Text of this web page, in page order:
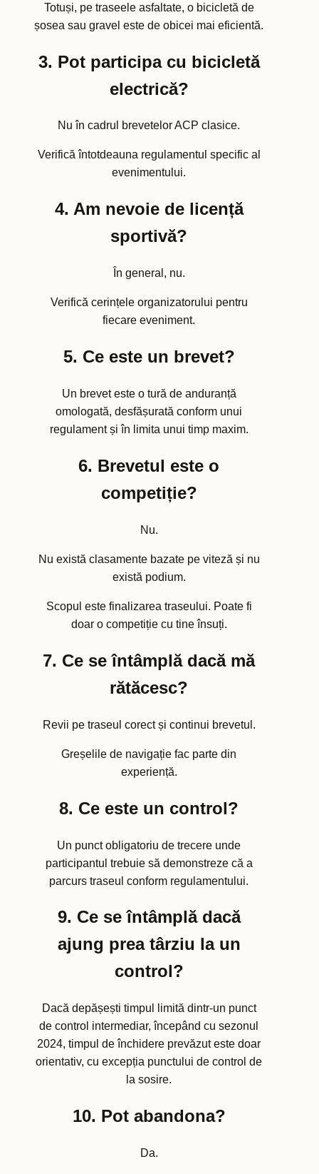
Totuși, pe traseele asfaltate, o bicicletă de
șosea sau gravel este de obicei mai eficientă.
3. Pot participa cu bicicletă
electrică?
Nu în cadrul brevetelor ACP clasice.
Verifică întotdeauna regulamentul specific al
evenimentului.
4. Am nevoie de licență
sportivă?
În general, nu.
Verifică cerințele organizatorului pentru
fiecare eveniment.
5. Ce este un brevet?
Un brevet este o tură de anduranță
omologată, desfășurată conform unui
regulament și în limita unui timp maxim.
6. Brevetul este o
competiție?
Nu.
Nu există clasamente bazate pe viteză și nu
există podium.
Scopul este finalizarea traseului. Poate fi
doar o competiție cu tine însuți.
7. Ce se întâmplă dacă mă
rătăcesc?
Revii pe traseul corect și continui brevetul.
Greșelile de navigație fac parte din
experiență.
8. Ce este un control?
Un punct obligatoriu de trecere unde
participantul trebuie să demonstreze că a
parcurs traseul conform regulamentului.
9. Ce se întâmplă dacă
ajung prea târziu la un
control?
Dacă depășești timpul limită dintr-un punct
de control intermediar, începând cu sezonul
2024, timpul de închidere prevăzut este doar
orientativ, cu excepția punctului de control de
la sosire.
10. Pot abandona?
Da.